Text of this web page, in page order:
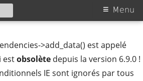
>add_data() est appelé
estobsolète depuis la version 6.9.0 !
IE sont ignorés par tous
Menu
Rechercher :